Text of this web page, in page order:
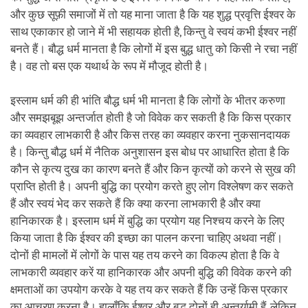
और कुछ सूफ़ी समाजों में तो यह माना जाता है कि यह शुद्ध प्रवृत्ति ईश्वर के
साथ एकाकार हो जाने में भी सहायक होती है, किन्तु वे स्वयं कभी ईश्वर नहीं
बनते हैं। बौद्ध धर्म मानता है कि लोगों में इस बुद्ध धातु को किसी ने रचा नहीं
है। वह तो बस एक यथार्थ के रूप में मौजूद होती है।
इस्लाम धर्म की ही भांति बौद्ध धर्म भी मानता है कि लोगों के भीतर करुणा
और समझबूझ अन्तर्जात होती है जो विवेक कर सकती है कि किस प्रकार
का व्यवहार लाभकारी है और किस तरह का व्यवहार करना नुकसानदायक
है। किन्तु बौद्ध धर्म में नैतिक अनुशासन इस बोध पर आधारित होता है कि
कौन से कृत्य दुख का कारण बनते हैं और किन कृत्यों को करने से सुख की
प्राप्ति होती है। अपनी बुद्धि का प्रयोग करते हुए लोग विश्लेषण कर सकते
हैं और स्वयं भेद कर सकते हैं कि क्या करना लाभकारी है और क्या
हानिकारक है। इस्लाम धर्म में बुद्धि का प्रयोग यह निश्चय करने के लिए
किया जाता है कि ईश्वर की इच्छा का पालन करना चाहिए अथवा नहीं।
दोनों ही मामलों में लोगों के पास यह तय करने का विकल्प होता है कि वे
लाभकारी व्यवहार करें या हानिकारक और अपनी बुद्धि की विवेक करने की
क्षमताओं का उपयोग करके वे यह तय कर सकते हैं कि उन्हें किस प्रकार